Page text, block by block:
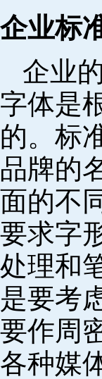
企业标
企业
字体是
的。标
品牌的
面的不
要求字
处理和
是要考
要作周
各种媒